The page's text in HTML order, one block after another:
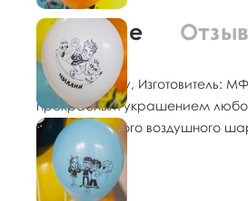
О товаре
Бренд: ND Play,
прекрасным украшением любой
Диаметр одного воздушного